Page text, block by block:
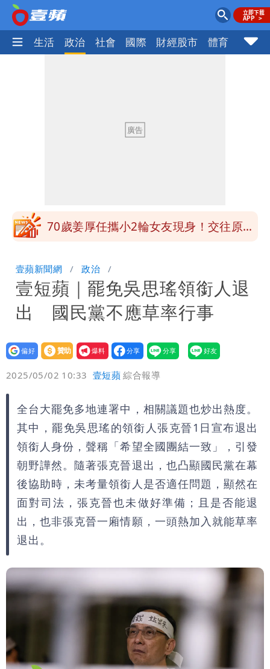
尚 生活 政治 社會 國際 財經股市 體育 壹蘋
UNIQLO涼感衣不涼？ 店員揭「洗標編
總帳一次掀翻
70歲姜厚任攜小2輪女友現身！交往原因
內容讓人看傻
白海豚明恐海警！全台大雨3天「這區下
到紫爆」
伊朗撂話美盟友：快勸川普停手！否則報
復
父親節泡湯了！白海豚海警機率飆
85％ 這3天恐豪雨
道瓊再創新高！SpaceX「財報失速」蒸
發7兆
UNIQLO涼感衣不涼？ 店員揭「洗標編
號」藏玄機
壹蘋新聞網 政治
壹短蘋｜罷免吳思瑤領銜人退
出 國民黨不應草率行事
設為
贊助
我要
爆料
2025/05/02 10:33 壹短蘋 綜合報導
全台大罷免多地連署中，相關議題也炒出熱度。
其中，罷免吳思瑤的領銜人張克晉1日宣布退出
領銜人身份，聲稱「希望全國團結一致」，引發
朝野譁然。隨著張克晉退出，也凸顯國民黨在幕
後協助時，未考量領銜人是否適任問題，顯然在
面對司法，張克晉也未做好準備；且是否能退
出，也非張克晉一廂情願，一頭熱加入就能草率
退出。